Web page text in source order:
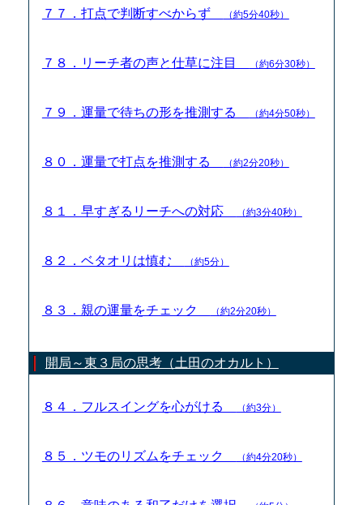
７７．打点で判断すべからず （約5分40秒）
７８．リーチ者の声と仕草に注目 （約6分30秒）
７９．運量で待ちの形を推測する （約4分50秒）
８０．運量で打点を推測する （約2分20秒）
８１．早すぎるリーチへの対応 （約3分40秒）
８２．ベタオリは慎む （約5分）
８３．親の運量をチェック （約2分20秒）
開局～東３局の思考（土田のオカルト）
８４．フルスイングを心がける （約3分）
８５．ツモのリズムをチェック （約4分20秒）